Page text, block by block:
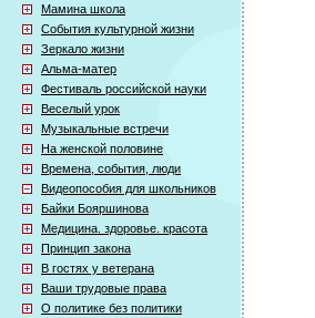
Мамина школа
События культурной жизни
Зеркало жизни
Альма-матер
Фестиваль российской науки
Веселый урок
Музыкальные встречи
На женской половине
Времена, события, люди
Видеопособия для школьников
Байки Бояршинова
Медицина. здоровье. красота
Принцип закона
В гостях у ветерана
Ваши трудовые права
О политике без политики